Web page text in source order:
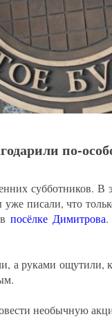
по-
субботников. В
писали, что
впосёлке Димитрова.
а руками ощутили,
необычную